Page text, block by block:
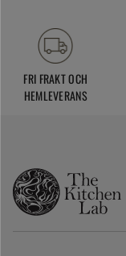
FRI FRAKT OCH
HEMLEVERANS